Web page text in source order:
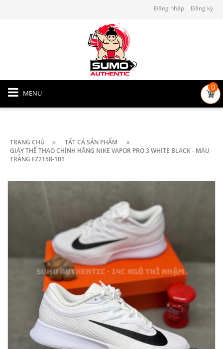
Đăng nhập Đăng ký
MENU
0
TRANG CHỦ
TẤT CẢ SẢN PHẨM
GIÀY THỂ THAO CHÍNH HÃNG NIKE VAPOR PRO 3 WHITE BLACK - MÀU
TRẮNG FZ2158-101